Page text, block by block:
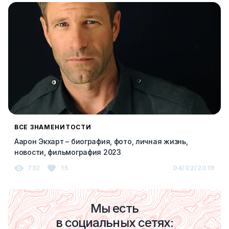
ВСЕ ЗНАМЕНИТОСТИ
Аарон Экхарт – биография, фото, личная жизнь,
новости, фильмография 2023
732 15 04/02/2019
Мы есть
в социальных сетях: